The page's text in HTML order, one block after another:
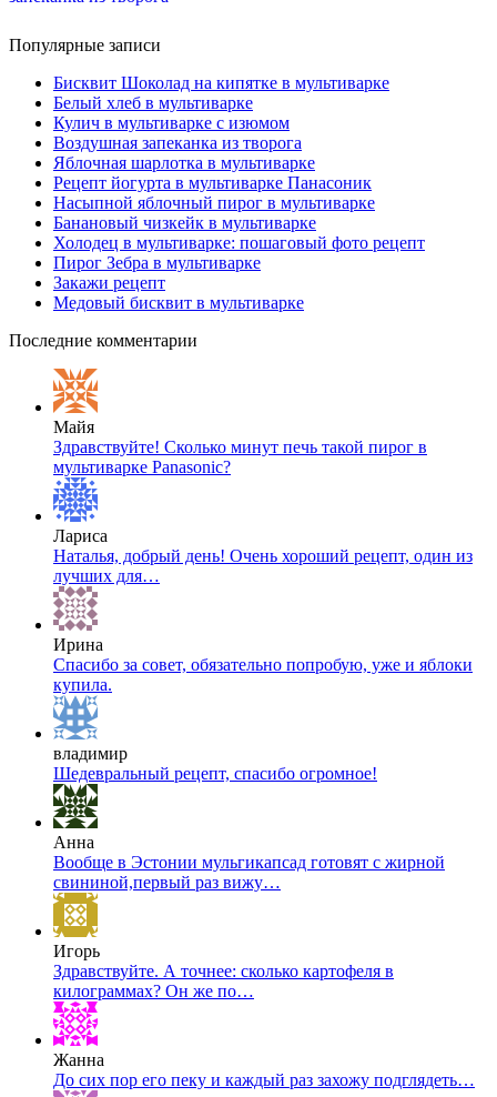
Популярные записи
Бисквит Шоколад на кипятке в мультиварке
Белый хлеб в мультиварке
Кулич в мультиварке с изюмом
Воздушная запеканка из творога
Яблочная шарлотка в мультиварке
Рецепт йогурта в мультиварке Панасоник
Насыпной яблочный пирог в мультиварке
Банановый чизкейк в мультиварке
Холодец в мультиварке: пошаговый фото рецепт
Пирог Зебра в мультиварке
Закажи рецепт
Медовый бисквит в мультиварке
Последние комментарии
Майя
Здравствуйте! Сколько минут печь такой пирог в
мультиварке Panasonic?
Лариса
Наталья, добрый день! Очень хороший рецепт, один из
лучших для…
Ирина
Спасибо за совет, обязательно попробую, уже и яблоки
купила.
владимир
Шедевральный рецепт, спасибо огромное!
Анна
Вообще в Эстонии мульгикапсад готовят с жирной
свининой,первый раз вижу…
Игорь
Здравствуйте. А точнее: сколько картофеля в
килограммах? Он же по…
Жанна
До сих пор его пеку и каждый раз захожу подглядеть…